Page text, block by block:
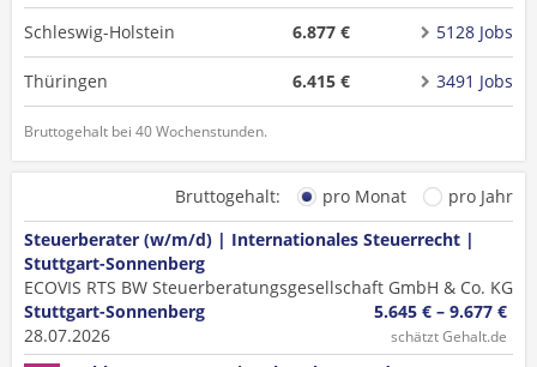
Schleswig-Holstein 6.877 € 5128 Jobs
Thüringen 6.415 € 3491 Jobs
Bruttogehalt bei 40 Wochenstunden.
Bruttogehalt: pro Monat
pro Jahr
Steuerberater (w/m/d) | Internationales Steuerrecht |
Stuttgart-Sonnenberg
ECOVIS RTS BW Steuerberatungsgesellschaft GmbH & Co. KG
Stuttgart-Sonnenberg
28.07.2026
5.645 € – 9.677 €
schätzt Gehalt.de